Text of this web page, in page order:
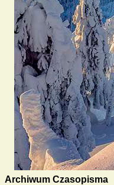
Archiwum Czasopisma